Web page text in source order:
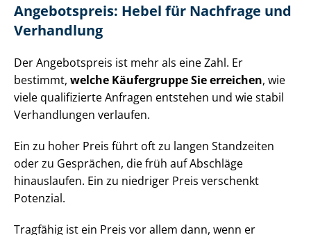
Angebotspreis: Hebel für Nachfrage und
Verhandlung
Der Angebotspreis ist mehr als eine Zahl. Er
bestimmt, welche Käufergruppe Sie erreichen, wie
viele qualifizierte Anfragen entstehen und wie stabil
Verhandlungen verlaufen.
Ein zu hoher Preis führt oft zu langen Standzeiten
oder zu Gesprächen, die früh auf Abschläge
hinauslaufen. Ein zu niedriger Preis verschenkt
Potenzial.
Tragfähig ist ein Preis vor allem dann, wenn er